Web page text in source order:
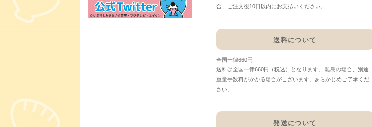
合、ご注文後10日以内にお支払いください。
送料について
全国一律660円
送料は全国一律660円（税込）となります。 離島の場合、別途
重量手数料がかかる場合がこざいます。あらかじめご了承くだ
さい。
発送について